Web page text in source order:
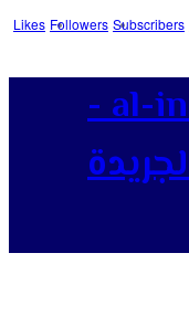
Likes Followers Subscribers
al-intifada -